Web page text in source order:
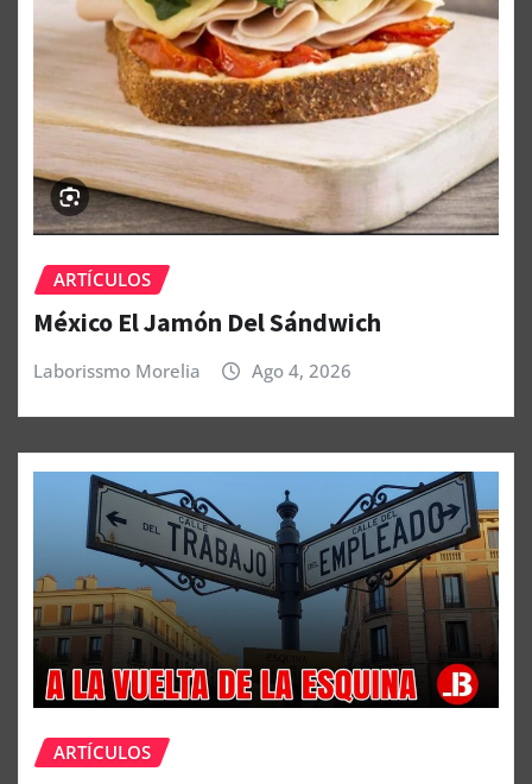
ARTÍCULOS
México El Jamón Del Sándwich
Laborissmo Morelia Ago 4, 2026
ARTÍCULOS